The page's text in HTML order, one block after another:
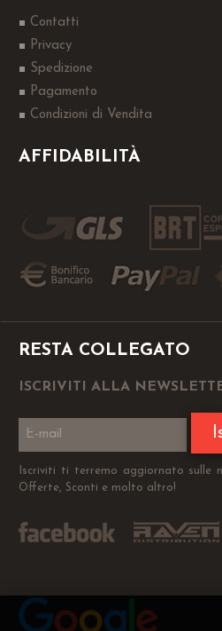
Contatti
Privacy
Spedizione
Pagamento
Condizioni di Vendita
AFFIDABILITÀ
RESTA COLLEGATO
ISCRIVITI ALLA
Iscriviti ti terremo aggiornato sulle
Offerte, Sconti e molto altro!